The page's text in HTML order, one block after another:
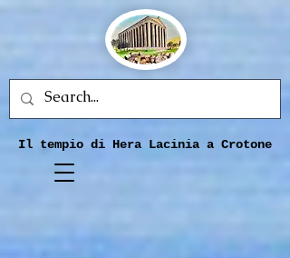
Il tempio di Hera Lacinia a Crotone